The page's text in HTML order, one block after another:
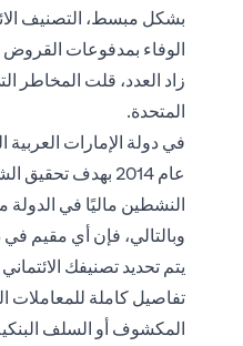
بشكل مبسط، التصنيف
المتحدة.
في دولة الإمارات
عام 2014 بهدف
النشطين ماليًا في الدولة
وبالتالي، فإن أي مقيم
يتم تحديد تصنيفك
تفاصيل كاملة للمعاملات
المكشوف أو السلف